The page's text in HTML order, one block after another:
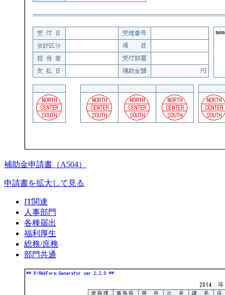
補助金申請書（A504）
申請書を拡大して見る
IT関連
人事部門
各種届出
福利厚生
総務/庶務
部門共通